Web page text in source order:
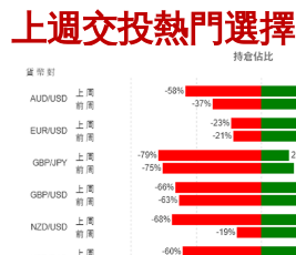
上週交投熱門選擇